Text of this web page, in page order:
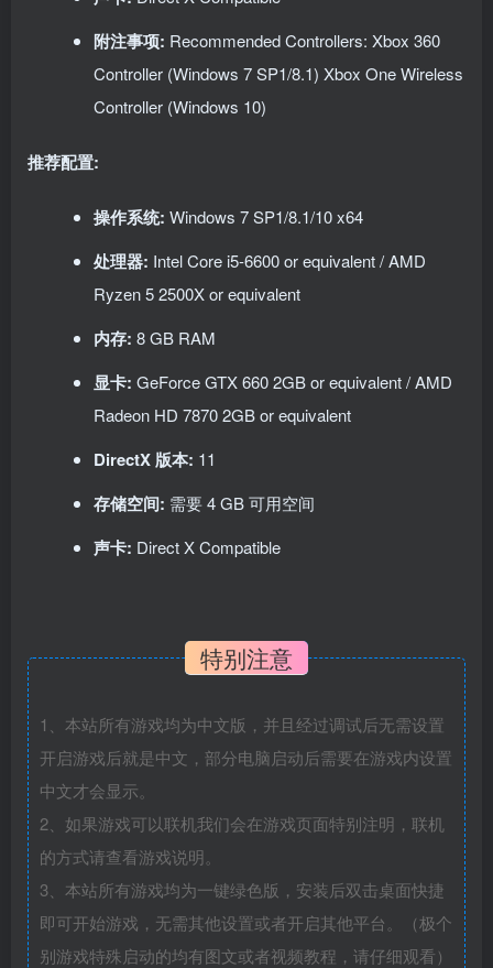
附注事项: Recommended Controllers: Xbox 360
Controller (Windows 7 SP1/8.1) Xbox One Wireless
Controller (Windows 10)
推荐配置:
操作系统: Windows 7 SP1/8.1/10 x64
处理器: Intel Core i5-6600 or equivalent / AMD
Ryzen 5 2500X or equivalent
内存: 8 GB RAM
显卡: GeForce GTX 660 2GB or equivalent / AMD
Radeon HD 7870 2GB or equivalent
DirectX 版本: 11
存储空间: 需要 4 GB 可用空间
声卡: Direct X Compatible
特别注意
1、本站所有游戏均为中文版，并且经过调试后无需设置
开启游戏后就是中文，部分电脑启动后需要在游戏内设置
中文才会显示。
2、如果游戏可以联机我们会在游戏页面特别注明，联机
的方式请查看游戏说明。
3、本站所有游戏均为一键绿色版，安装后双击桌面快捷
即可开始游戏，无需其他设置或者开启其他平台。（极个
别游戏特殊启动的均有图文或者视频教程，请仔细观看）